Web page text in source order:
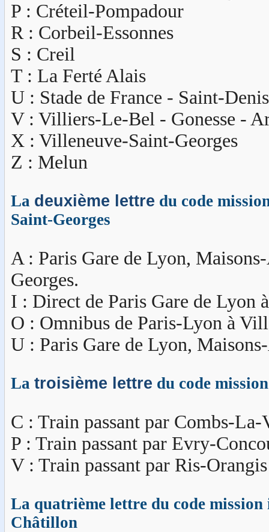
P : Créteil-Pompadour
R : Corbeil-Essonnes
S : Creil
T : La Ferté Alais
U : Stade de France - Saint-Denis
V : Villiers-Le-Bel - Gonesse -
X : Villeneuve-Saint-Georges
Z : Melun
La deuxième lettre du code
Saint-Georges
A : Paris Gare de Lyon,
Georges.
I : Direct de Paris Gare de Lyon
O : Omnibus de Paris-Lyon à
U : Paris Gare de Lyon,
La troisième lettre du code
C : Train passant par Combs-
P : Train passant par Evry-
V : Train passant par Ris-
La quatrième lettre du code
Châtillon